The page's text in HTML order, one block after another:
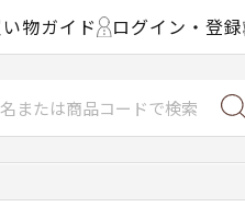
物ガイド ログイン・登録